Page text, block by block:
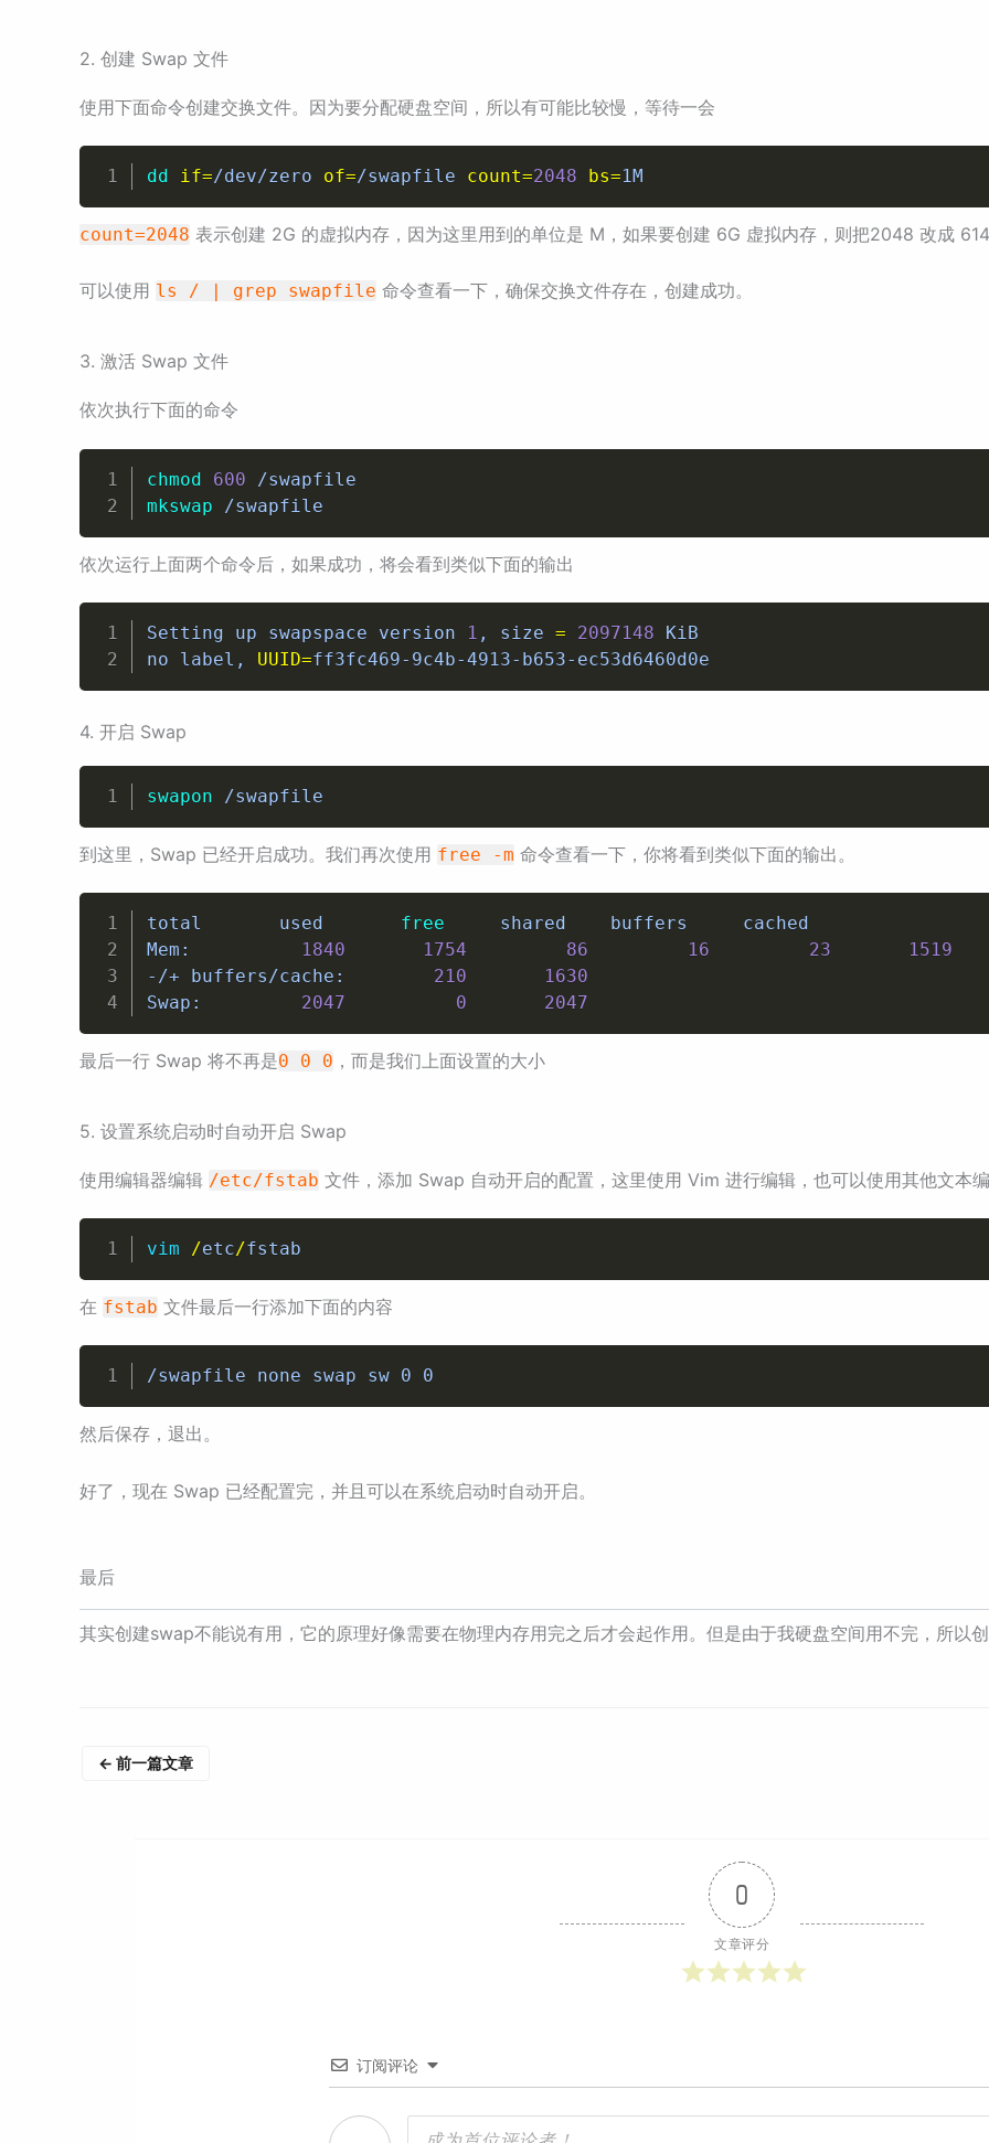
2. 创建 Swap 文件
使用下面命令创建交换文件。因为要分配硬盘空间，所以有可能比较慢，等待一会
dd if=/dev/zero of=/swapfile count=2048 bs=1M
count=2048 表示创建 2G 的虚拟内存，因为这里用到的单位是 M，如果要创建 6G 虚拟内存，则把2048 改成
可以使用 ls / | grep swapfile 命令查看一下，确保交换文件存在，创建成功。
3. 激活 Swap 文件
依次执行下面的命令
chmod 600
mkswap /swapfile
依次运行上面两个命令后，如果成功，将会看到类似下面的输出
Setting up swapspace version 1 , size = 2097148 KiB
no label, UUID=ff3fc469-9c4b-4913-b653-ec53d6460d0e
4. 开启 Swap
swapon /swapfile
到这里，Swap 已经开启成功。我们再次使用 free -m 命令查看一下，你将看到类似下面的输出。
total       used free
     shared    buffers     cached
Mem:
1840 1754 86 16 23
1519
-/+ buffers/cache: 210
1630
Swap: 2047 0 2047
最后一行 Swap 将不再是0 0 0 ，而是我们上面设置的大小
5. 设置系统启动时自动开启 Swap
使用编辑器编辑 /etc/fstab 文件，添加 Swap 自动开启的配置，这里使用 Vim 进行编辑，也可以使用其他文本
vim /etc/fstab
在 fstab 文件最后一行添加下面的内容
/swapfile none swap sw 0 0
然后保存，退出。
好了，现在 Swap 已经配置完，并且可以在系统启动时自动开启。
最后
其实创建swap不能说有用，它的原理好像需要在物理内存用完之后才会起作用。但是由于我硬盘空间用不完，所以
← 前一篇文章
0
文章评分
订阅评论